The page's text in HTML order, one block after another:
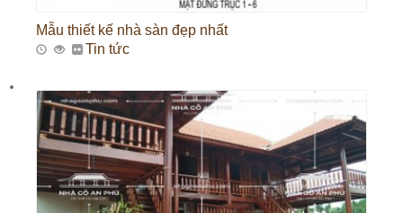
Mẫu thiết kế nhà sàn đẹp nhất
Tin tức